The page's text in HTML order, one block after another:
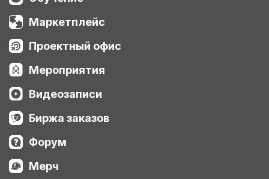
Маркетплейс
Проектный офис
Мероприятия
Видеозаписи
Биржа заказов
Форум
Мерч